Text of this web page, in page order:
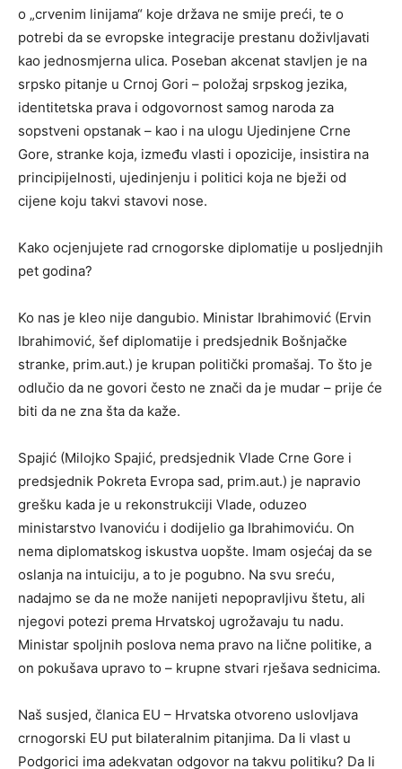
o „crvenim linijama“ koje država ne smije preći, te o
potrebi da se evropske integracije prestanu doživljavati
kao jednosmjerna ulica. Poseban akcenat stavljen je na
srpsko pitanje u Crnoj Gori – položaj srpskog jezika,
identitetska prava i odgovornost samog naroda za
sopstveni opstanak – kao i na ulogu Ujedinjene Crne
Gore, stranke koja, između vlasti i opozicije, insistira na
principijelnosti, ujedinjenju i politici koja ne bježi od
cijene koju takvi stavovi nose.
Kako ocjenjujete rad crnogorske diplomatije u posljednjih
pet godina?
Ko nas je kleo nije dangubio. Ministar Ibrahimović (Ervin
Ibrahimović, šef diplomatije i predsjednik Bošnjačke
stranke, prim.aut.) je krupan politički promašaj. To što je
odlučio da ne govori često ne znači da je mudar – prije će
biti da ne zna šta da kaže.
Spajić (Milojko Spajić, predsjednik Vlade Crne Gore i
predsjednik Pokreta Evropa sad, prim.aut.) je napravio
grešku kada je u rekonstrukciji Vlade, oduzeo
ministarstvo Ivanoviću i dodijelio ga Ibrahimoviću. On
nema diplomatskog iskustva uopšte. Imam osjećaj da se
oslanja na intuiciju, a to je pogubno. Na svu sreću,
nadajmo se da ne može nanijeti nepopravljivu štetu, ali
njegovi potezi prema Hrvatskoj ugrožavaju tu nadu.
Ministar spoljnih poslova nema pravo na lične politike, a
on pokušava upravo to – krupne stvari rješava sednicima.
Naš susjed, članica EU – Hrvatska otvoreno uslovljava
crnogorski EU put bilateralnim pitanjima. Da li vlast u
Podgorici ima adekvatan odgovor na takvu politiku? Da li